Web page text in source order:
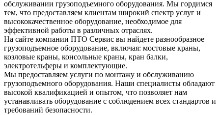
обслуживании грузоподъемного оборудования. Мы гордимся
тем, что предоставляем клиентам широкий спектр услуг и
высококачественное оборудование, необходимое для
эффективной работы в различных отраслях.
На сайте компании ПТО Сервис вы найдете разнообразное
грузоподъемное оборудование, включая: мостовые краны,
козловые краны, консольные краны, кран балки,
электротельферы и комплектующие.
Мы предоставляем услуги по монтажу и обслуживанию
грузоподъемного оборудования. Наши специалисты обладают
высокой квалификацией и опытом, что позволяет нам
устанавливать оборудование с соблюдением всех стандартов и
требований безопасности.